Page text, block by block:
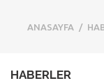
ANASAYFA /
HABERLER